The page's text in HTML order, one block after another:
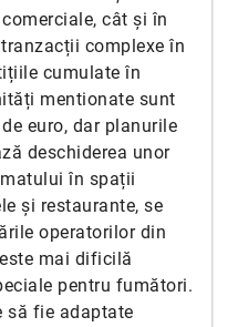
cât și în
complexe în
cumulate în
mentionate sunt
euro, dar planurile
deschiderea unor
în spații
și restaurante, se
operatorilor din
mai dificilă
pentru fumători.
să fie adaptate